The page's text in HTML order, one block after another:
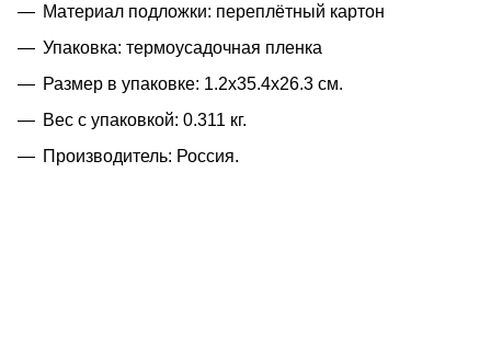
Материал подложки: переплётный картон
Упаковка: термоусадочная пленка
Размер в упаковке: 1.2x35.4x26.3 см.
Вес с упаковкой: 0.311 кг.
Производитель: Россия.